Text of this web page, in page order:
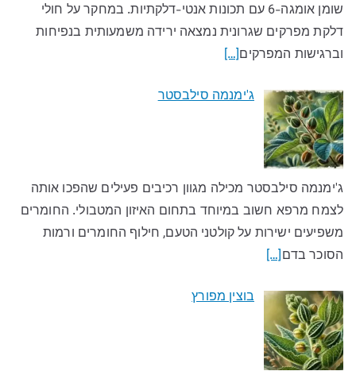
שומן אומגה-6 עם תכונות אנטי-דלקתיות. במחקר על חולי
דלקת מפרקים שגרונית נמצאה ירידה משמעותית בנפיחות
וברגישות המפרקים[…]
ג'ימנמה סילבסטר
ג'ימנמה סילבסטר מכילה מגוון רכיבים פעילים שהפכו אותה
לצמח מרפא חשוב במיוחד בתחום האיזון המטבולי. החומרים
משפיעים ישירות על קולטני הטעם, חילוף החומרים ורמות
הסוכר בדם[…]
בוצין מפורץ